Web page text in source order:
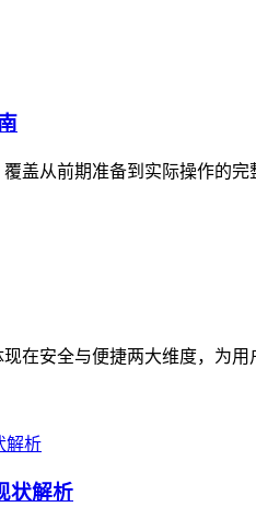
盖从前期准备到实际操作的
在安全与便捷两大维度，为
状解析